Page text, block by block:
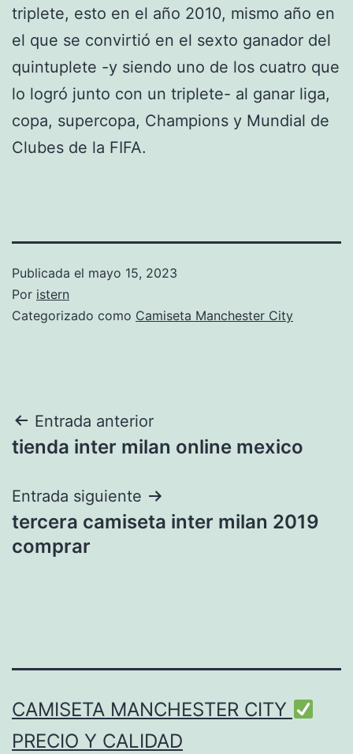
triplete, esto en el año 2010, mismo año en
el que se convirtió en el sexto ganador del
quintuplete -y siendo uno de los cuatro que
lo logró junto con un triplete- al ganar liga,
copa, supercopa, Champions y Mundial de
Clubes de la FIFA.
Publicada el mayo 15, 2023
Por istern
Categorizado como Camiseta Manchester City
Navegación
de
entradas
Entrada anterior
tienda inter milan online mexico
Entrada siguiente
tercera camiseta inter milan 2019
comprar
CAMISETA MANCHESTER CITY
PRECIO Y CALIDAD